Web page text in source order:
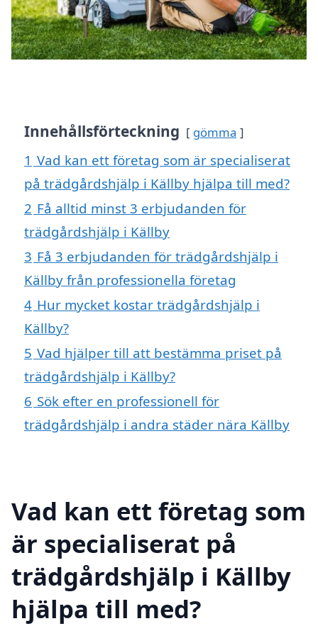
Innehållsförteckning gömma
1 Vad kan ett företag som är specialiserat
på trädgårdshjälp i Källby hjälpa till med?
2 Få alltid minst 3 erbjudanden för
trädgårdshjälp i Källby
3 Få 3 erbjudanden för trädgårdshjälp i
Källby från professionella företag
4 Hur mycket kostar trädgårdshjälp i
Källby?
5 Vad hjälper till att bestämma priset på
trädgårdshjälp i Källby?
6 Sök efter en professionell för
trädgårdshjälp i andra städer nära Källby
Vad kan ett företag som
är specialiserat på
trädgårdshjälp i Källby
hjälpa till med?